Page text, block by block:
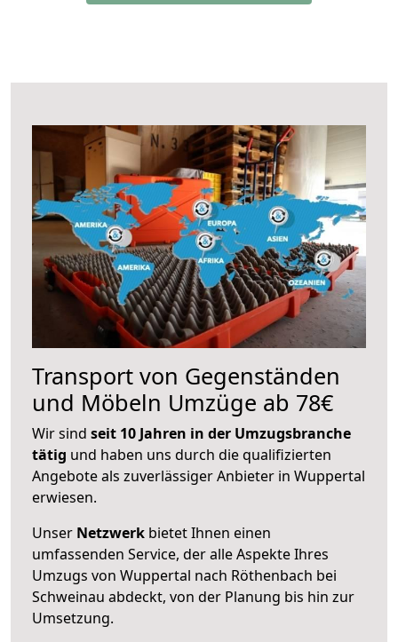
Transport von Gegenständen
und Möbeln Umzüge ab 78€
Wir sind seit 10 Jahren in der Umzugsbranche
tätig und haben uns durch die qualifizierten
Angebote als zuverlässiger Anbieter in Wuppertal
erwiesen.
Unser Netzwerk bietet Ihnen einen
umfassenden Service, der alle Aspekte Ihres
Umzugs von Wuppertal nach Röthenbach bei
Schweinau abdeckt, von der Planung bis hin zur
Umsetzung.